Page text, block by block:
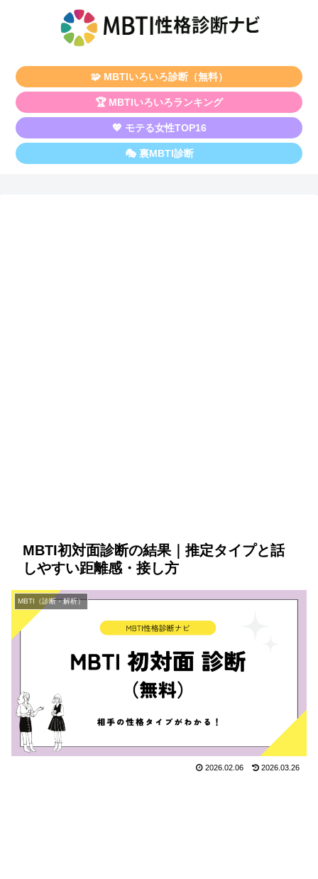
🧩 MBTIいろいろ診断（無料）
🏆 MBTIいろいろランキング
💖 モテる女性TOP16
🎭 裏MBTI診断
MBTI初対面診断の結果｜推定タイプと話
しやすい距離感・接し方
MBTI（診断・解析）
2026.02.06 2026.03.26